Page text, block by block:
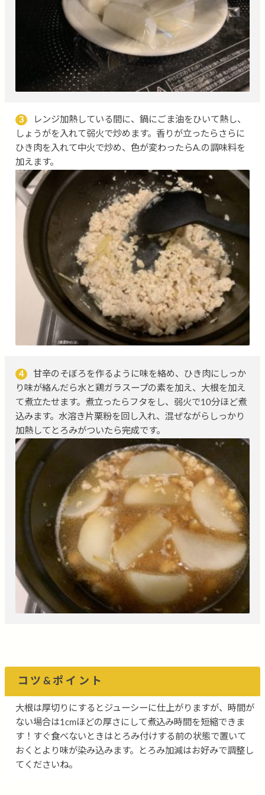
3
レンジ加熱している間に、鍋にごま油をひいて熱し、
しょうがを入れて弱火で炒めます。香りが立ったらさらに
ひき肉を入れて中火で炒め、色が変わったらA.の調味料を
加えます。
4
甘辛のそぼろを作るように味を絡め、ひき肉にしっか
り味が絡んだら水と鶏ガラスープの素を加え、大根を加え
て煮立たせます。煮立ったらフタをし、弱火で10分ほど煮
込みます。水溶き片栗粉を回し入れ、混ぜながらしっかり
加熱してとろみがついたら完成です。
コツ&ポイント
大根は厚切りにするとジューシーに仕上がりますが、時間が
ない場合は1cmほどの厚さにして煮込み時間を短縮できま
す！すぐ食べないときはとろみ付けする前の状態で置いて
おくとより味が染み込みます。とろみ加減はお好みで調整し
てくださいね。